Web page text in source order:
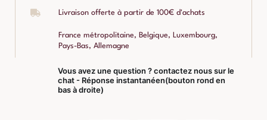
Livraison offerte à partir de 100€ d'achats
France métropolitaine, Belgique, Luxembourg,
Pays-Bas, Allemagne
Vous avez une question ? contactez nous sur le
chat - Réponse instantanéen(bouton rond en
bas à droite)